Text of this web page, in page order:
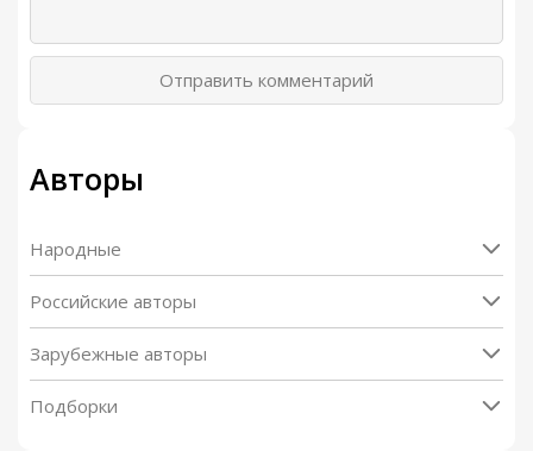
Отправить комментарий
Авторы
Народные
Российские авторы
Зарубежные авторы
Подборки